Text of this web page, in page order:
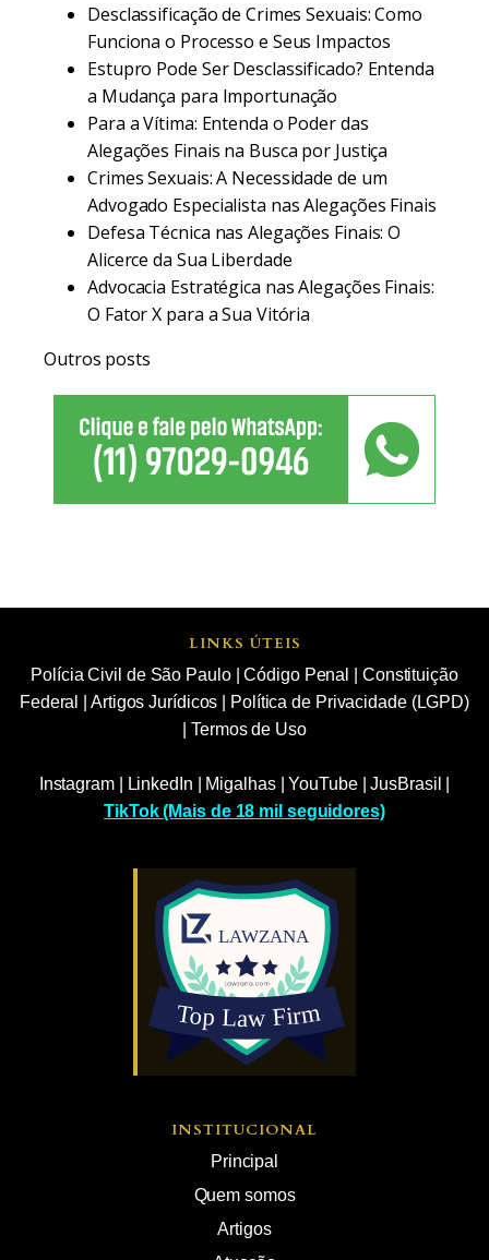
Desclassificação de Crimes Sexuais: Como
Funciona o Processo e Seus Impactos
Estupro Pode Ser Desclassificado? Entenda
a Mudança para Importunação
Para a Vítima: Entenda o Poder das
Alegações Finais na Busca por Justiça
Crimes Sexuais: A Necessidade de um
Advogado Especialista nas Alegações Finais
Defesa Técnica nas Alegações Finais: O
Alicerce da Sua Liberdade
Advocacia Estratégica nas Alegações Finais:
O Fator X para a Sua Vitória
Outros posts
LINKS ÚTEIS
Polícia Civil de São Paulo|Código Penal
Constituição
Federal
Artigos Jurídicos
Política de Privacidade (LGPD)
|Termos de Uso
Instagram| LinkedIn Migalhas|YouTube|JusBrasil
TikTok (Mais de 18 mil seguidores)
INSTITUCIONAL
Principal
Quem somos
Artigos